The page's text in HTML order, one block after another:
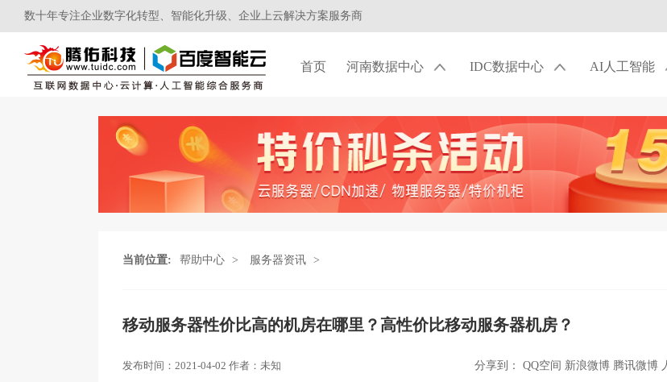
数十年专注企业数字化转型、智能化升级、企业上云解决方案服务商
首页 河南数据中心 IDC数据中心 AI人工智能
当前位置: 帮助中心 > 服务器资讯 >
移动服务器性价比高的机房在哪里？高性价比移动服务器机房？
发布时间： 2021-04-02 作者： 未知 分享到： QQ空间 新浪微博 腾讯微博